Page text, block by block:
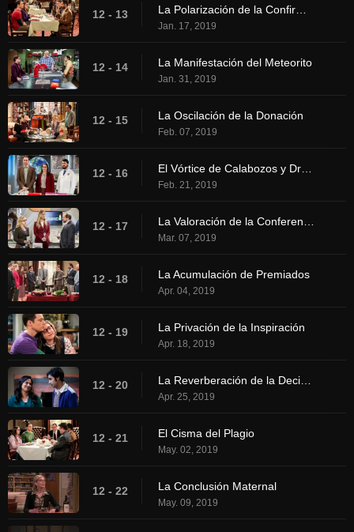
12 - 13 La Polarización de la Confirmación.
Jan. 17, 2019
12 - 14 La Manifestación del Meteorito
Jan. 31, 2019
12 - 15 La Oscilación de la Donación
Feb. 07, 2019
12 - 16 El Vórtice de Calabozos y Dragones
Feb. 21, 2019
12 - 17 La Valoración de la Conferencia
Mar. 07, 2019
12 - 18 La Acumulación de Premiados
Apr. 04, 2019
12 - 19 La Privación de la Inspiración
Apr. 18, 2019
12 - 20 La Reverberación de la Decisión
Apr. 25, 2019
12 - 21 El Cisma del Plagio
May. 02, 2019
12 - 22 La Conclusión Maternal
May. 09, 2019